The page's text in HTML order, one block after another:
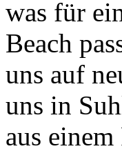
was für
Beach
uns auf
uns in
aus